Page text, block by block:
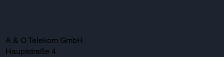
A & O Telekom GmbH
Hauptstraße 4